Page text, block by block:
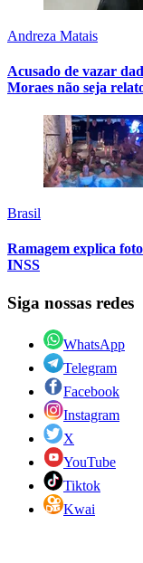
Andreza Matais
Acusado de vazar
Moraes não seja
Brasil
Ramagem explica
INSS
Siga nossas redes
WhatsApp
Telegram
Facebook
Instagram
X
YouTube
Tiktok
Kwai